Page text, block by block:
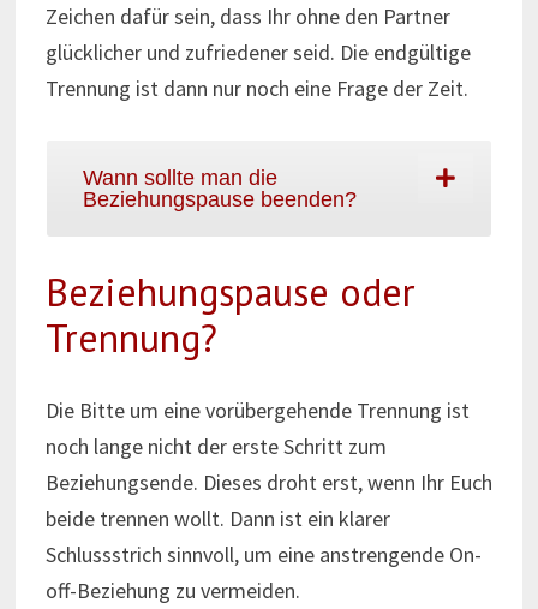
Zeichen dafür sein, dass Ihr ohne den Partner
glücklicher und zufriedener seid. Die endgültige
Trennung ist dann nur noch eine Frage der Zeit.
Wann sollte man die
Beziehungspause beenden?
Beziehungspause oder
Trennung?
Die Bitte um eine vorübergehende Trennung ist
noch lange nicht der erste Schritt zum
Beziehungsende. Dieses droht erst, wenn Ihr Euch
beide trennen wollt. Dann ist ein klarer
Schlussstrich sinnvoll, um eine anstrengende On-
off-Beziehung zu vermeiden.